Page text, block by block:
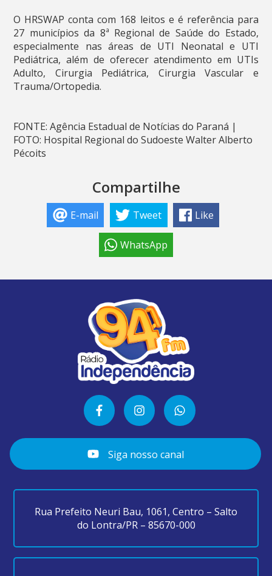
O HRSWAP conta com 168 leitos e é referência para
27 municípios da 8ª Regional de Saúde do Estado,
especialmente nas áreas de UTI Neonatal e UTI
Pediátrica, além de oferecer atendimento em UTIs
Adulto, Cirurgia Pediátrica, Cirurgia Vascular e
Trauma/Ortopedia.
FONTE: Agência Estadual de Notícias do Paraná |
FOTO: Hospital Regional do Sudoeste Walter Alberto
Pécoits
Compartilhe
E-mail Tweet Like
WhatsApp
Siga nosso canal
Rua Prefeito Neuri Bau, 1061, Centro – Salto
do Lontra/PR – 85670-000